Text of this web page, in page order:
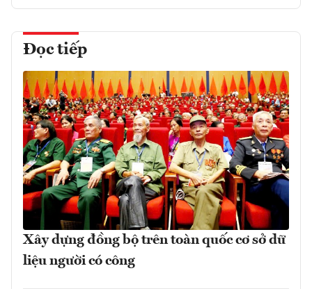
Đọc tiếp
Xây dựng đồng bộ trên toàn quốc cơ sở dữ
liệu người có công